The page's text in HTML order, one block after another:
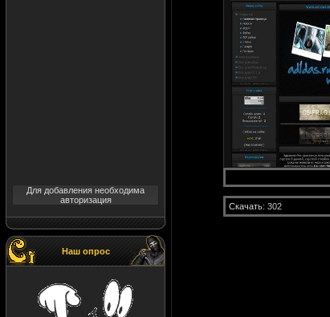
Для добавления необходима
авторизация
Наш опрос
Скачать: 302